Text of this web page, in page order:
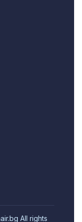
All rights